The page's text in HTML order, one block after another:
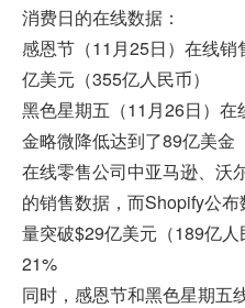
消费日的在线数据：
感恩节（11月25日）在线
亿美元（355亿人民币）
黑色星期五（11月26日）
金略微降低达到了89亿美金
在线零售公司中亚马逊、沃
的销售数据，而Shopify公
量突破$29亿美元（189亿
21%
同时，感恩节和黑色星期五